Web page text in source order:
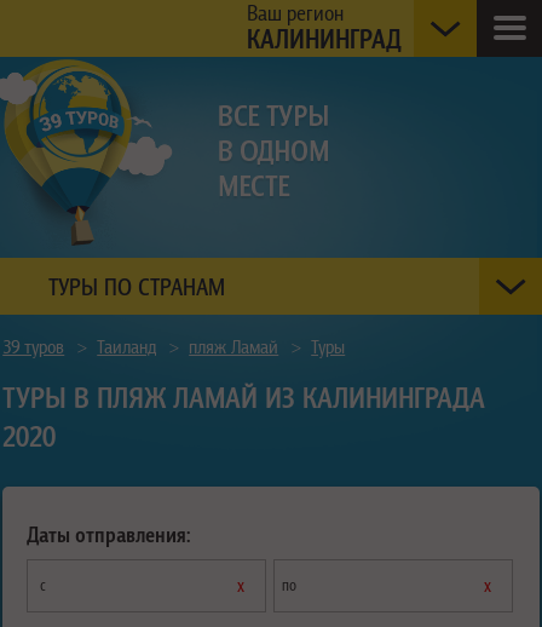
Ваш регион
КАЛИНИНГРАД
ТУРЫ ПО СТРАНАМ
39 туров > Таиланд > пляж Ламай > Туры
ТУРЫ В ПЛЯЖ ЛАМАЙ ИЗ КАЛИНИНГРАДА
2020
Даты отправления:
с х по х